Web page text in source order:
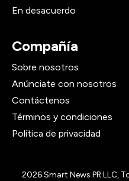
En desacuerdo
Compañía
Sobre nosotros
Anúnciate con nosotros
Contáctenos
Términos y condiciones
Política de privacidad
2026Smart News PR LLC,